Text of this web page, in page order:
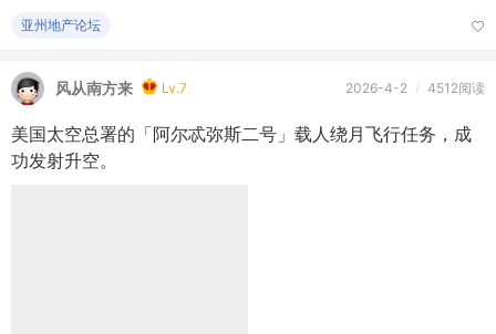
亚州地产论坛
风从南方来 Lv.7 2026-4-2 / 4512阅读
美国太空总署的「阿尔忒弥斯二号」载人绕月飞行任务，成
功发射升空。